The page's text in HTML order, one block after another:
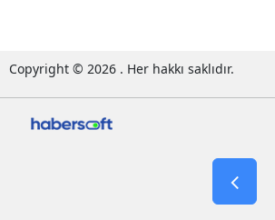
Copyright © 2026 . Her hakkı saklıdır.